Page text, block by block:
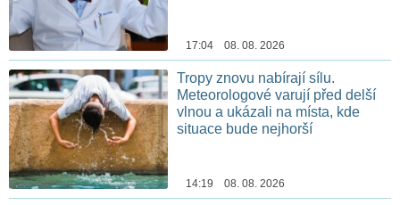
17:04 08. 08. 2026
Tropy znovu nabírají sílu.
Meteorologové varují před delší
vlnou a ukázali na místa, kde
situace bude nejhorší
14:19 08. 08. 2026